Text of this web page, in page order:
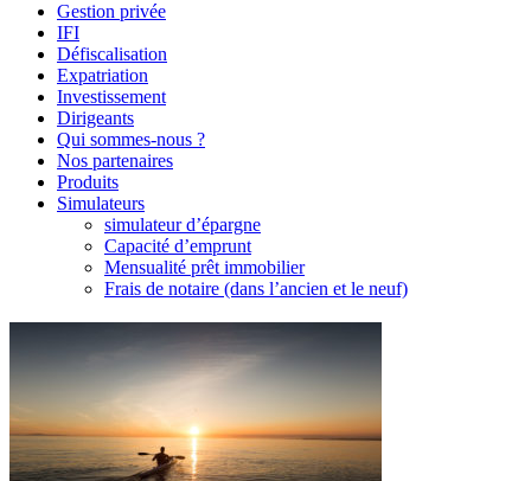
Gestion privée
IFI
Défiscalisation
Expatriation
Investissement
Dirigeants
Qui sommes-nous ?
Nos partenaires
Produits
Simulateurs
simulateur d’épargne
Capacité d’emprunt
Mensualité prêt immobilier
Frais de notaire (dans l’ancien et le neuf)